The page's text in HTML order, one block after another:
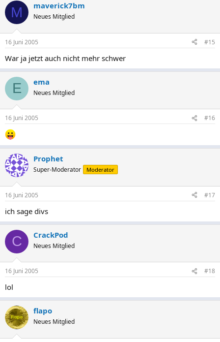
M maverick7bm
Neues Mitglied
16 Juni 2005 #15
War ja jetzt auch nicht mehr schwer
E ema
Neues Mitglied
16 Juni 2005 #16
Prophet
Super-Moderator Moderator
16 Juni 2005 #17
ich sage divs
C CrackPod
Neues Mitglied
16 Juni 2005 #18
lol
flapo
Neues Mitglied